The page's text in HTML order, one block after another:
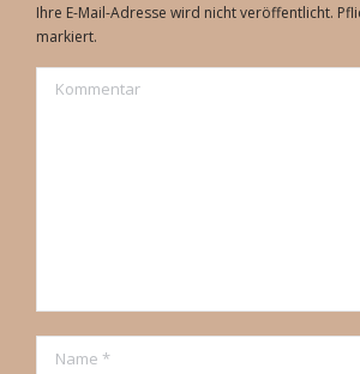
Ihre E-Mail-Adresse wird nicht veröffentlicht.
markiert.
Kommentar
Name *